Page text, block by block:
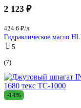
2 123 ₽
424.6 ₽/л
Гидравлическое масло
5
(7)
-14%